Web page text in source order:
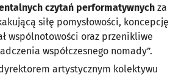
czytań performatywnych za
siłę pomysłowości, koncepcję
wspólnotowości oraz przenikliwe
współczesnego nomady”.
artystycznym kolektywu